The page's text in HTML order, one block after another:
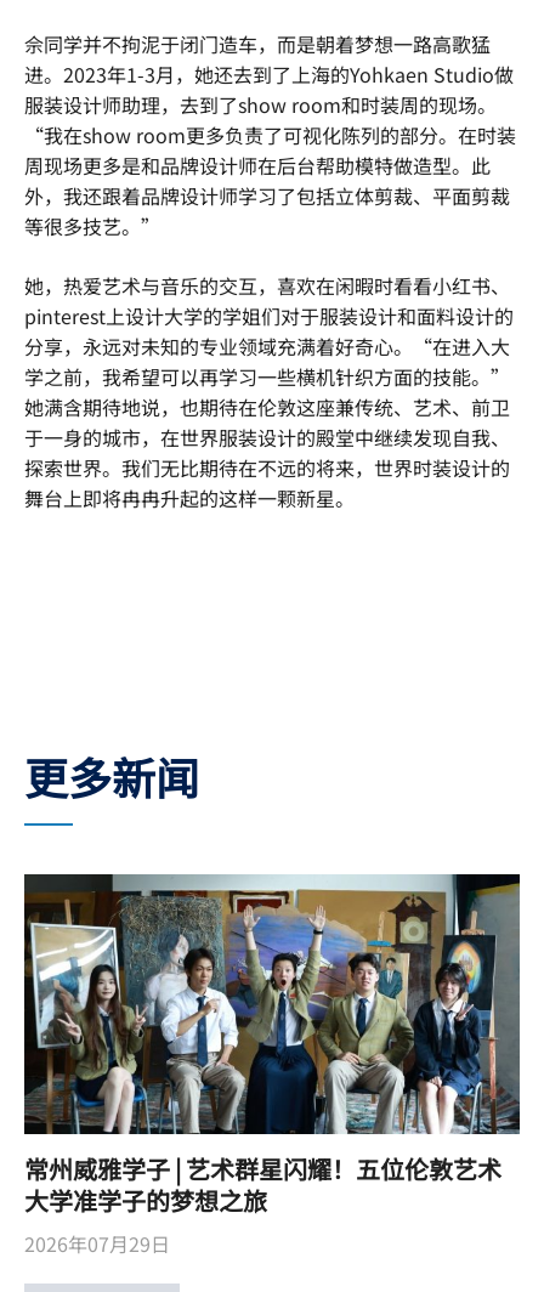
佘同学并不拘泥于闭门造车，而是朝着梦想一路高歌猛
进。2023年1-3月，她还去到了上海的Yohkaen Studio做
服装设计师助理，去到了show room和时装周的现场。
“我在show room更多负责了可视化陈列的部分。在时装
周现场更多是和品牌设计师在后台帮助模特做造型。此
外，我还跟着品牌设计师学习了包括立体剪裁、平面剪裁
等很多技艺。”
她，热爱艺术与音乐的交互，喜欢在闲暇时看看小红书、
pinterest上设计大学的学姐们对于服装设计和面料设计的
分享，永远对未知的专业领域充满着好奇心。“在进入大
学之前，我希望可以再学习一些横机针织方面的技能。”
她满含期待地说，也期待在伦敦这座兼传统、艺术、前卫
于一身的城市，在世界服装设计的殿堂中继续发现自我、
探索世界。我们无比期待在不远的将来，世界时装设计的
舞台上即将冉冉升起的这样一颗新星。
更多新闻
常州威雅学子 | 艺术群星闪耀！五位伦敦艺术
大学准学子的梦想之旅
2026年07月29日